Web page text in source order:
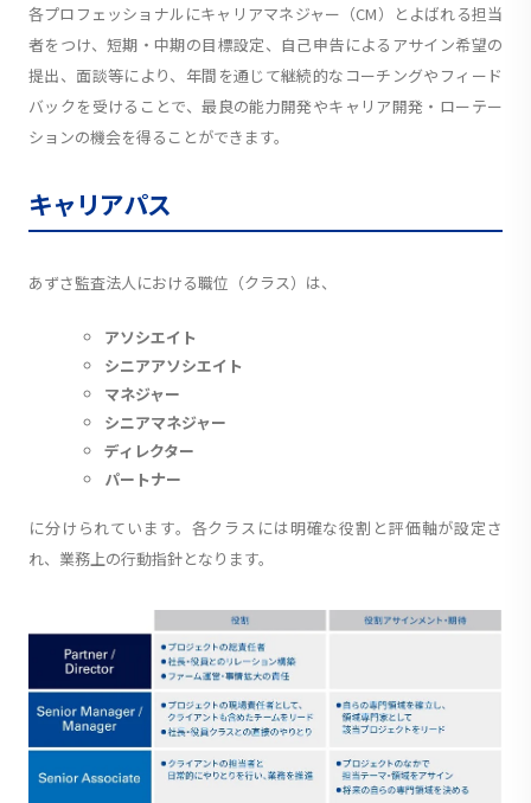
各プロフェッショナルにキャリアマネジャー（CM）とよばれる担当
者をつけ、短期・中期の目標設定、自己申告によるアサイン希望の
提出、面談等により、年間を通じて継続的なコーチングやフィード
バックを受けることで、最良の能力開発やキャリア開発・ローテー
ションの機会を得ることができます。
キャリアパス
あずさ監査法人における職位（クラス）は、
アソシエイト
シニアアソシエイト
マネジャー
シニアマネジャー
ディレクター
パートナー
に分けられています。各クラスには明確な役割と評価軸が設定さ
れ、業務上の行動指針となります。